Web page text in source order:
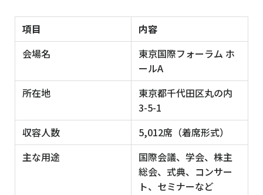
項目
内容
会場名
東京国際フォーラム ホ
ールA
所在地
東京都千代田区丸の内
3-5-1
収容人数
5,012席（着席形式）
主な用途
国際会議、学会、株主
総会、式典、コンサー
ト、セミナーなど